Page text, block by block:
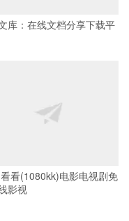
库：在线文档分享下载平
看(1080kk)电影电视剧免
影视